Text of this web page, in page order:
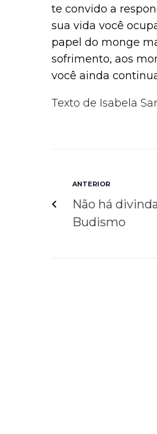
te convido a
sua vida você
papel do monge
sofrimento, aos
você ainda
Texto de Isabela
ANTERIOR
Não há
Budismo